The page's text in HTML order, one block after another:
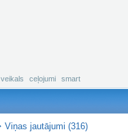
veikals ceļojumi smart
Viņas jautājumi (316)